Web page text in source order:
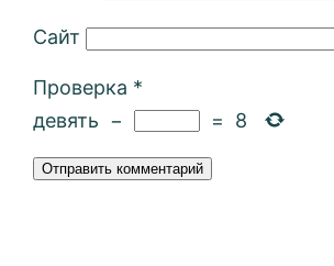
Сайт
Проверка *
девять − = 8